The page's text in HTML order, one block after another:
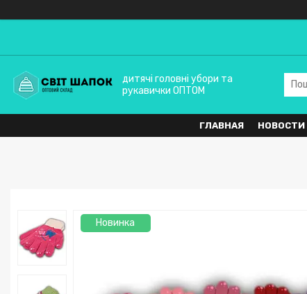
дитячі головні убори та
рукавички ОПТОМ
ГЛАВНАЯ НОВОСТИ
Новинка